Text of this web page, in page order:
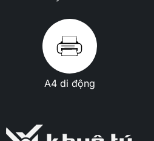
A4 di động